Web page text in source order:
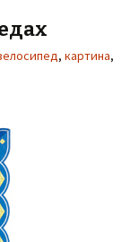
, картина,